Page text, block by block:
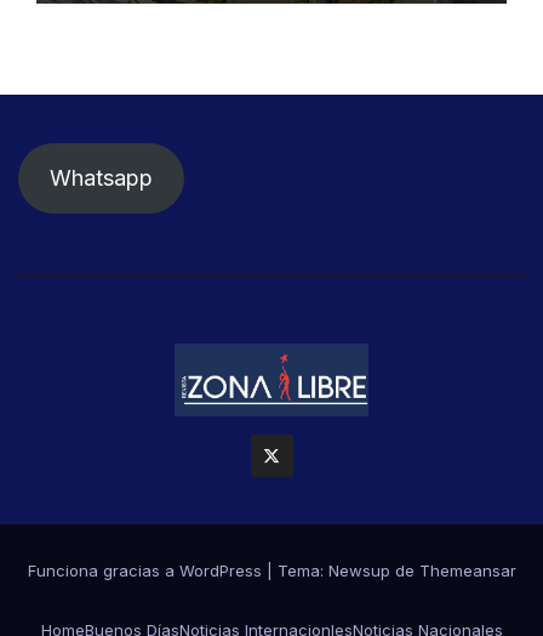
Whatsapp
Funciona gracias a WordPress Tema: Newsup de Themeansar
HomeBuenos DíasNoticias InternacionlesNoticias Nacionales